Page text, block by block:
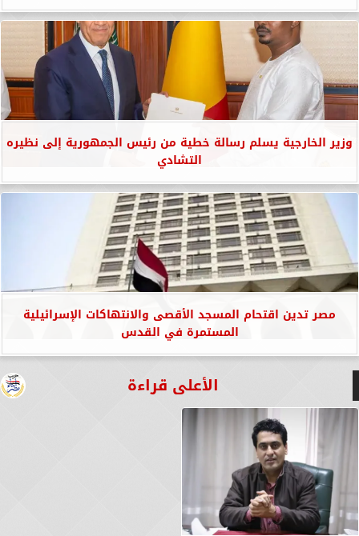
وزير الخارجية يسلم رسالة خطية من رئيس الجمهورية إلى نظيره
التشادي
مصر تدين اقتحام المسجد الأقصى والانتهاكات الإسرائيلية
المستمرة في القدس
الأعلى قراءة